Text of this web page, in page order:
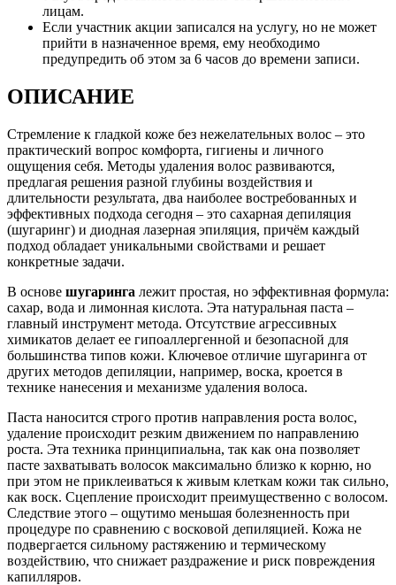
лицам.
Если участник акции записался на услугу, но не может
прийти в назначенное время, ему необходимо
предупредить об этом за 6 часов до времени записи.
ОПИСАНИЕ
Стремление к гладкой коже без нежелательных волос – это
практический вопрос комфорта, гигиены и личного
ощущения себя. Методы удаления волос развиваются,
предлагая решения разной глубины воздействия и
длительности результата, два наиболее востребованных и
эффективных подхода сегодня – это сахарная депиляция
(шугаринг) и диодная лазерная эпиляция, причём каждый
подход обладает уникальными свойствами и решает
конкретные задачи.
В основе шугаринга лежит простая, но эффективная формула:
сахар, вода и лимонная кислота. Эта натуральная паста –
главный инструмент метода. Отсутствие агрессивных
химикатов делает ее гипоаллергенной и безопасной для
большинства типов кожи. Ключевое отличие шугаринга от
других методов депиляции, например, воска, кроется в
технике нанесения и механизме удаления волоса.
Паста наносится строго против направления роста волос,
удаление происходит резким движением по направлению
роста. Эта техника принципиальна, так как она позволяет
пасте захватывать волосок максимально близко к корню, но
при этом не приклеиваться к живым клеткам кожи так сильно,
как воск. Сцепление происходит преимущественно с волосом.
Следствие этого – ощутимо меньшая болезненность при
процедуре по сравнению с восковой депиляцией. Кожа не
подвергается сильному растяжению и термическому
воздействию, что снижает раздражение и риск повреждения
капилляров.